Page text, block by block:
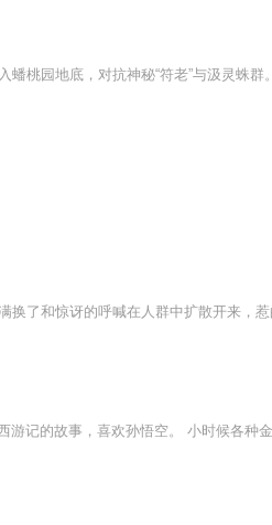
桃园地底，对抗神秘“符老”与汲灵蛛群。